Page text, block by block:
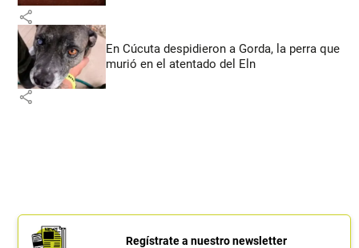
share
En Cúcuta despidieron a Gorda, la perra que
murió en el atentado del Eln
share
Regístrate a nuestro newsletter